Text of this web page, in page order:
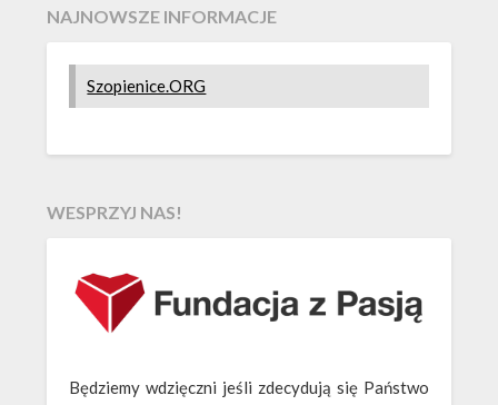
NAJNOWSZE INFORMACJE
Szopienice.ORG
WESPRZYJ NAS!
Będziemy wdzięczni jeśli zdecydują się Państwo